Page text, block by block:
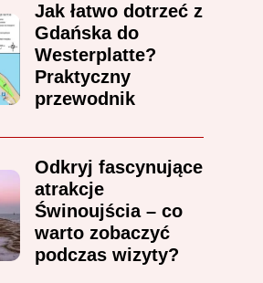
Jak łatwo dotrzeć z
Gdańska do
Westerplatte?
Praktyczny
przewodnik
Odkryj fascynujące
atrakcje
Świnoujścia – co
warto zobaczyć
podczas wizyty?